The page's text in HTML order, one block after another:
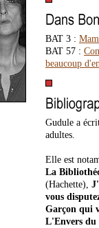
BAT 3 :
BAT 57 :
beaucoup
Gudule a
adultes.
Elle est
La
(Hachette),
vous
Garçon qui
L'Envers du